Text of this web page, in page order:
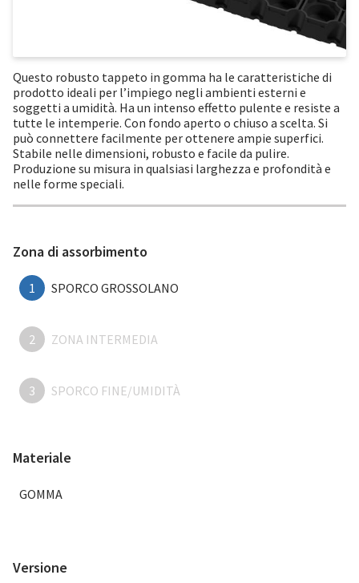
Questo robusto tappeto in gomma ha le caratteristiche di
prodotto ideali per l’impiego negli ambienti esterni e
soggetti a umidità. Ha un intenso effetto pulente e resiste a
tutte le intemperie. Con fondo aperto o chiuso a scelta. Si
può connettere facilmente per ottenere ampie superfici.
Stabile nelle dimensioni, robusto e facile da pulire.
Produzione su misura in qualsiasi larghezza e profondità e
nelle forme speciali.
Zona di assorbimento
1 SPORCO GROSSOLANO
2 ZONA INTERMEDIA
3 SPORCO FINE/UMIDITÀ
Materiale
GOMMA
Versione